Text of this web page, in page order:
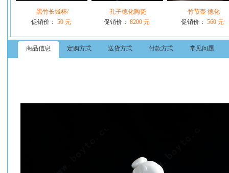
黑竹长城杯/
促销价： 50 元
孔子德化陶瓷
促销价： 8200 元
竹节壶 德化
促销价： 560 元
商品信息 定购方式 送货方式 付款方式 常见问题